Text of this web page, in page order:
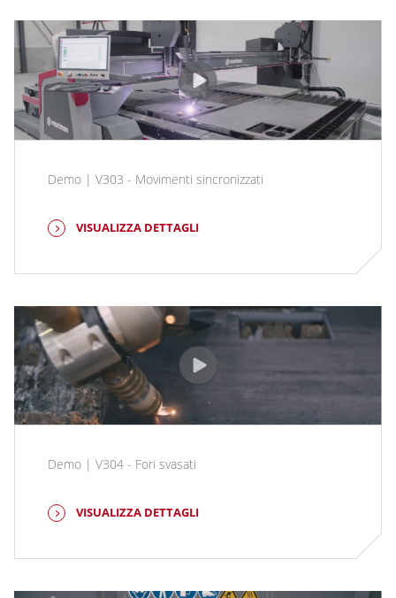
Demo | V303 - Movimenti sincronizzati
VISUALIZZA DETTAGLI
Demo | V304 - Fori svasati
VISUALIZZA DETTAGLI